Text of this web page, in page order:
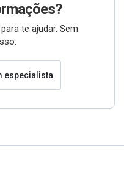
te ajudar. Sem
especialista